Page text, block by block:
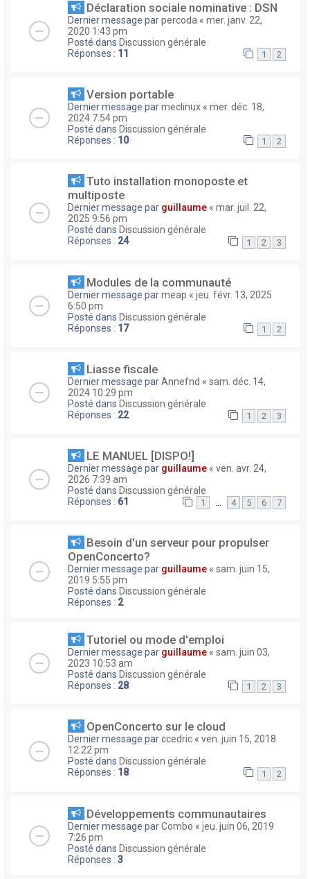
Déclaration sociale nominative : DSN
Dernier message parpercoda « mer. janv. 22,
2020 1:43 pm
Posté dans Discussion générale
Réponses : 11 1 2
Version portable
Dernier message parmeclinux « mer. déc. 18,
2024 7:54 pm
Posté dans Discussion générale
Réponses : 10 1 2
Tuto installation monoposte et
multiposte
Dernier message par guillaume « mar. juil. 22,
2025 9:56 pm
Posté dans Discussion générale
Réponses : 24 1 2 3
Modules de la communauté
Dernier message parmeap « jeu. févr. 13, 2025
6:50 pm
Posté dans Discussion générale
Réponses : 17 1 2
Liasse fiscale
Dernier message parAnnefnd « sam. déc. 14,
2024 10:29 pm
Posté dans Discussion générale
Réponses : 22 1 2 3
LE MANUEL [DISPO!]
Dernier message par guillaume « ven. avr. 24,
2026 7:39 am
Posté dans Discussion générale
Réponses : 61 1 … 4 5 6 7
Besoin d'un serveur pour propulser
OpenConcerto?
Dernier message par guillaume « sam. juin 15,
2019 5:55 pm
Posté dans Discussion générale
Réponses : 2
Tutoriel ou mode d'emploi
Dernier message par guillaume « sam. juin 03,
2023 10:53 am
Posté dans Discussion générale
Réponses : 28 1 2 3
OpenConcerto sur le cloud
Dernier message parccedric « ven. juin 15, 2018
12:22 pm
Posté dans Discussion générale
Réponses : 18 1 2
Développements communautaires
Dernier message parCombo « jeu. juin 06, 2019
7:26 pm
Posté dans Discussion générale
Réponses : 3